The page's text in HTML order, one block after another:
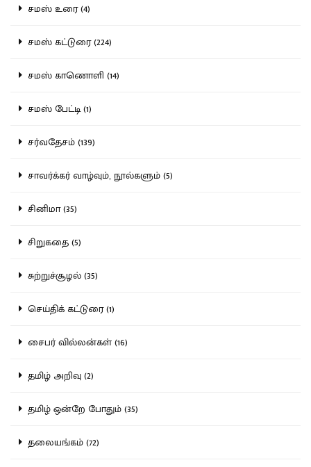
சமஸ் உரை (4)
சமஸ் கட்டுரை (224)
சமஸ் காணொளி (14)
சமஸ் பேட்டி (1)
சர்வதேசம் (139)
சாவர்க்கர் வாழ்வும், நூல்களும் (5)
சினிமா (35)
சிறுகதை (5)
சுற்றுச்சூழல் (35)
செய்திக் கட்டுரை (1)
சைபர் வில்லன்கள் (16)
தமிழ் அறிவு (2)
தமிழ் ஒன்றே போதும் (35)
தலையங்கம் (72)